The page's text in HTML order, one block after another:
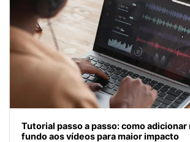
Tutorial passo a passo: como adicionar
fundo aos vídeos para maior impacto